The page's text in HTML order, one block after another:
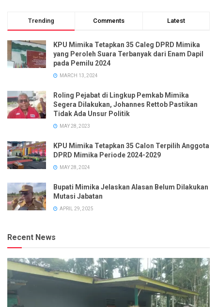
Trending Comments Latest
KPU Mimika Tetapkan 35 Caleg DPRD Mimika
yang Peroleh Suara Terbanyak dari Enam Dapil
pada Pemilu 2024
MARCH 13, 2024
Roling Pejabat di Lingkup Pemkab Mimika
Segera Dilakukan, Johannes Rettob Pastikan
Tidak Ada Unsur Politik
MAY 28, 2023
KPU Mimika Tetapkan 35 Calon Terpilih Anggota
DPRD Mimika Periode 2024-2029
MAY 28, 2024
Bupati Mimika Jelaskan Alasan Belum Dilakukan
Mutasi Jabatan
APRIL 29, 2025
Recent News